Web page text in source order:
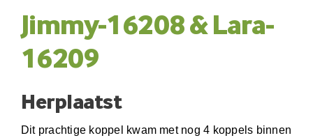
Jimmy-16208 & Lara-
16209
Herplaatst
Dit prachtige koppel kwam met nog 4 koppels binnen